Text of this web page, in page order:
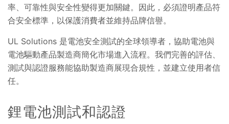
率、可靠性與安全性變得更加關鍵。因此，必須證明產品符
合安全標準，以保護消費者並維持品牌信譽。
UL Solutions 是電池安全測試的全球領導者，協助電池與
電池驅動產品製造商簡化市場進入流程。我們完善的評估、
測試與認證服務能協助製造商展現合規性，並建立使用者信
任。
鋰電池測試和認證